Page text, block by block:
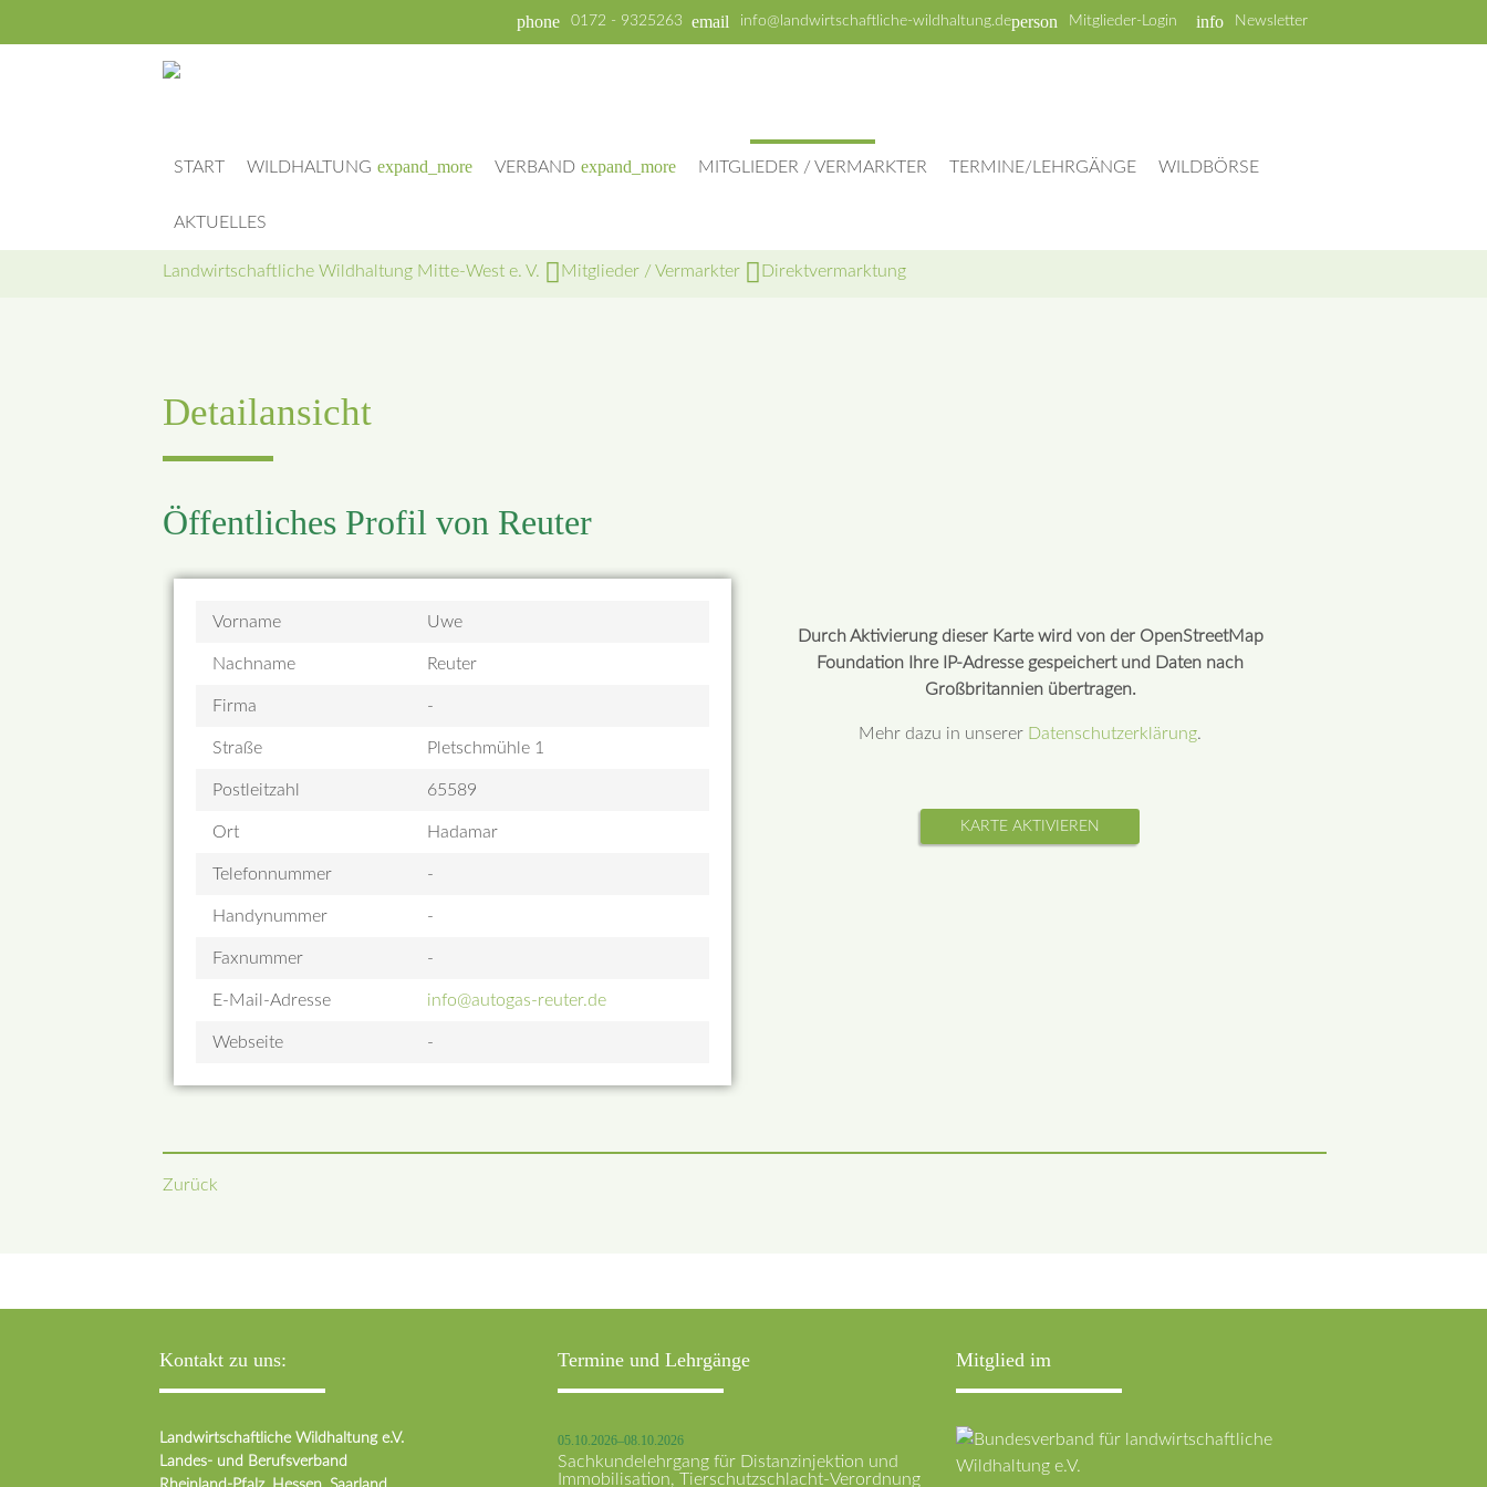
info Newsletter
person Mitglieder-Login
email info@landwirtschaftliche-wildhaltung.de
phone 0172 - 9325263
START WILDHALTUNG expand_more VERBAND expand_more MITGLIEDER / VERMARKTER TERMINE/LEHRGÄNGE WILDBÖRSE
AKTUELLES
Landwirtschaftliche Wildhaltung Mitte-West e. V. Mitglieder / Vermarkter Direktvermarktung
Detailansicht
Öffentliches Profil von Reuter
Vorname Uwe
Nachname Reuter
Firma -
Straße Pletschmühle 1
Postleitzahl 65589
Ort Hadamar
Telefonnummer -
Handynummer -
Faxnummer -
E-Mail-Adresse info@autogas-reuter.de
Webseite -
Durch Aktivierung dieser Karte wird von der OpenStreetMap
Foundation Ihre IP-Adresse gespeichert und Daten nach
Großbritannien übertragen.
Mehr dazu in unserer Datenschutzerklärung.
KARTE AKTIVIEREN
Zurück
Kontakt zu uns:
Landwirtschaftliche Wildhaltung e.V.
Landes- und Berufsverband
Termine und Lehrgänge
05.10.2026–08.10.2026
Sachkundelehrgang für Distanzinjektion und
Immobilisation, Tierschutzschlacht-Verordnung
Mitglied im